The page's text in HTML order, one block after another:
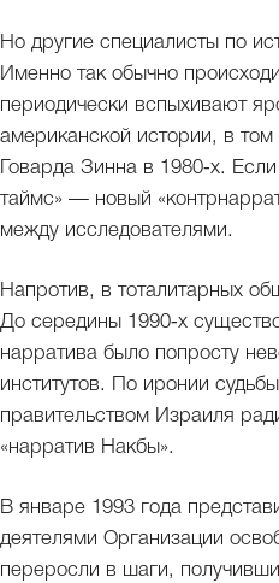
Но другие специалисты по
Именно так обычно
периодически вспыхивают
американской истории, в том
Говарда Зинна в 1980‑х.
таймс» — новый
между исследователями.
Напротив, в тоталитарных
До середины 1990‑х
нарратива было попросту
институтов. По иронии
правительством Израиля
«нарратив Накбы».
В январе 1993 года
деятелями Организации
переросли в шаги,